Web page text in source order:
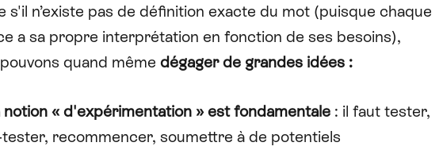
s'il n’existe pas de définition exacte du mot (puisque chaque
a sa propre interprétation en fonction de ses besoins),
quand même dégager de grandes idées :
notion « d'expérimentation » est fondamentale: il faut tester,
recommencer, soumettre à de potentiels